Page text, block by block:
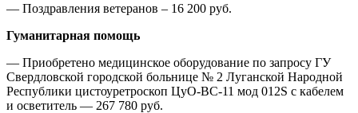
— Поздравления ветеранов – 16 200 руб.
Гуманитарная помощь
— Приобретено медицинское оборудование по запросу ГУ
Свердловской городской больнице № 2 Луганской Народной
Республики цистоуретроскоп ЦуО-ВС-11 мод 012S с кабелем
и осветитель — 267 780 руб.